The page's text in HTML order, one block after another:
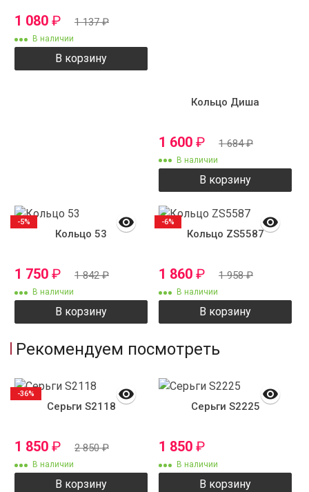
1 080 ₽ 1 137₽
В наличии
В корзину
Кольцо Диша
1 600 ₽ 1 684₽
В наличии
В корзину
Кольцо 53
1 750 ₽ 1 842₽
В наличии
В корзину
-5%
Кольцо ZS5587
1 860 ₽ 1 958₽
В наличии
В корзину
-6%
Рекомендуем посмотреть
Серьги S2118
1 850 ₽ 2 850₽
В наличии
В корзину
-36%
Серьги S2225
1 850 ₽
В наличии
В корзину